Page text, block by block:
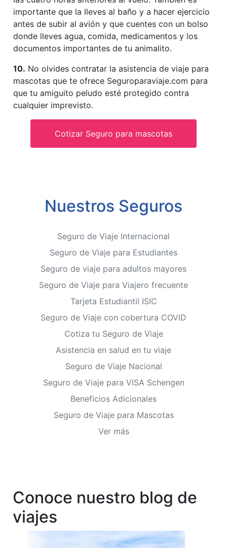
importante que la lleves al baño y a hacer ejercicio
antes de subir al avión y que cuentes con un bolso
donde lleves agua, comida, medicamentos y los
documentos importantes de tu animalito.
10. No olvides contratar la asistencia de viaje para
mascotas que te ofrece Seguroparaviaje.com para
que tu amiguito peludo esté protegido contra
cualquier imprevisto.
Cotizar Seguro para mascotas
Nuestros Seguros
Seguro de Viaje Internacional
Seguro de Viaje para Estudiantes
Seguro de viaje para adultos mayores
Seguro de Viaje para Viajero frecuente
Tarjeta Estudiantil ISIC
Seguro de Viaje con cobertura COVID
Cotiza tu Seguro de Viaje
Asistencia en salud en tu viaje
Seguro de Viaje Nacional
Seguro de Viaje para VISA Schengen
Beneficios Adicionales
Seguro de Viaje para Mascotas
Ver más
Conoce nuestro blog de
viajes